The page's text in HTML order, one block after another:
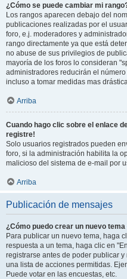
¿Cómo se puede cambiar mi
Los rangos aparecen debajo del
publicaciones realizadas por el
foro, e.j. moderadores y
rango directamente ya que está
no abuse de sus privilegios de
mayoría de los foros lo consideran
administradores reducirán el
incluso a tomar medidas mas
Arriba
Cuando hago clic sobre el enlace
registre!
Solo usuarios registrados pueden
foro, si la administración habilita la
malicioso del sistema de e-mail por
Arriba
Publicación de mensajes
¿Cómo puedo crear un nuevo
Para publicar un nuevo tema, haga
respuesta a un tema, haga clic en
registrarse antes de poder publicar
una lista de acciones permitidas.
Puede votar en las encuestas, etc.